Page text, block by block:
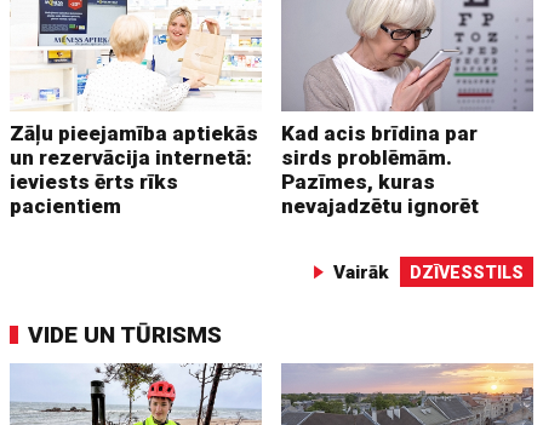
Zāļu pieejamība aptiekās
un rezervācija internetā:
ieviests ērts rīks
pacientiem
Kad acis brīdina par
sirds problēmām.
Pazīmes, kuras
nevajadzētu ignorēt
Vairāk DZĪVESSTILS
VIDE UN TŪRISMS